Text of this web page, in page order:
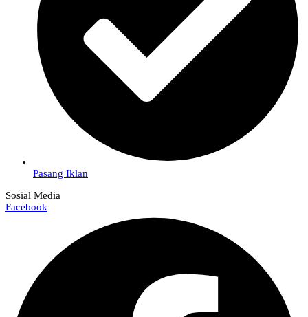
Pasang Iklan
Sosial Media
Facebook